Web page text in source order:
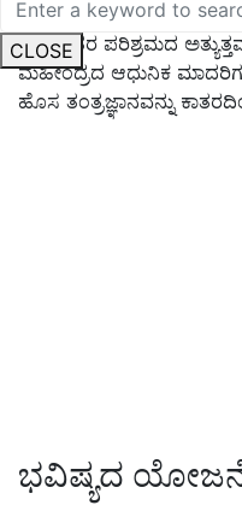
CLOSE
ಪ್ರೋತ್ಸಾಹಿಸುತ್ತಾರೆ. ಅವರು
ಅದು ರೈತರ ಪರಿಶ್ರಮದ
ಮಹೀಂದ್ರದ ಆಧುನಿಕ
ಹೊಸ ತಂತ್ರಜ್ಞಾನವನ್ನು
ಭವಿಷ್ಯದ